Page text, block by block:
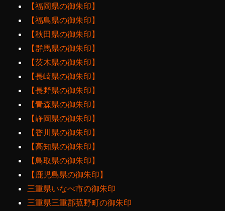
【福岡県の御朱印】
【福島県の御朱印】
【秋田県の御朱印】
【群馬県の御朱印】
【茨木県の御朱印】
【長崎県の御朱印】
【長野県の御朱印】
【青森県の御朱印】
【静岡県の御朱印】
【香川県の御朱印】
【高知県の御朱印】
【鳥取県の御朱印】
【鹿児島県の御朱印】
三重県いなべ市の御朱印
三重県三重郡菰野町の御朱印